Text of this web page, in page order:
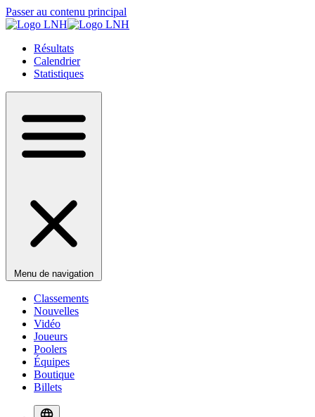
Passer au contenu principal
Résultats
Calendrier
Statistiques
Menu de navigation
Classements
Nouvelles
Vidéo
Joueurs
Poolers
Équipes
Boutique
Billets